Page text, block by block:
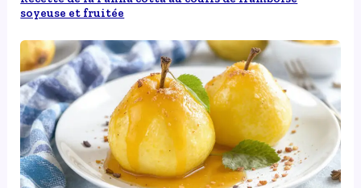
soyeuse et fruitée